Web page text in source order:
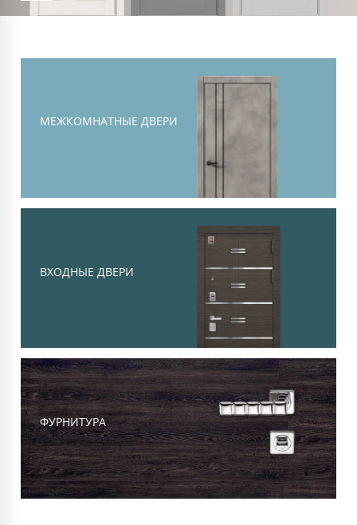
Тоскана
шумоизоляции
МЕЖКОМНАТНЫЕ ДВЕРИ
ВХОДНЫЕ ДВЕРИ
ФУРНИТУРА